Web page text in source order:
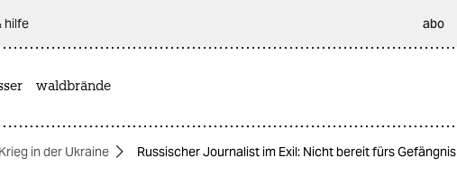
hilfe abo
waldbrände
Krieg in der Ukraine Russischer Journalist im Exil: Nicht bereit fürs Gefängnis